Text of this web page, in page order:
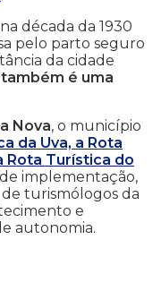
década da 1930
pelo parto seguro
da cidade
é uma
Nova, o município
da Uva, a Rota
Rota Turística do
implementação,
turismólogos da
e
autonomia.